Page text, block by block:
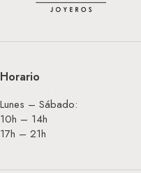
Horario
Lunes – Sábado:
10h – 14h
17h – 21h